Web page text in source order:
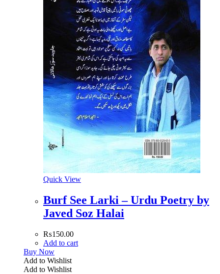
Quick View
Burf See Larki – Urdu Poetry by
Javed Soz Halai
₨150.00
Add to cart
Buy Now
Add to Wishlist
Add to Wishlist